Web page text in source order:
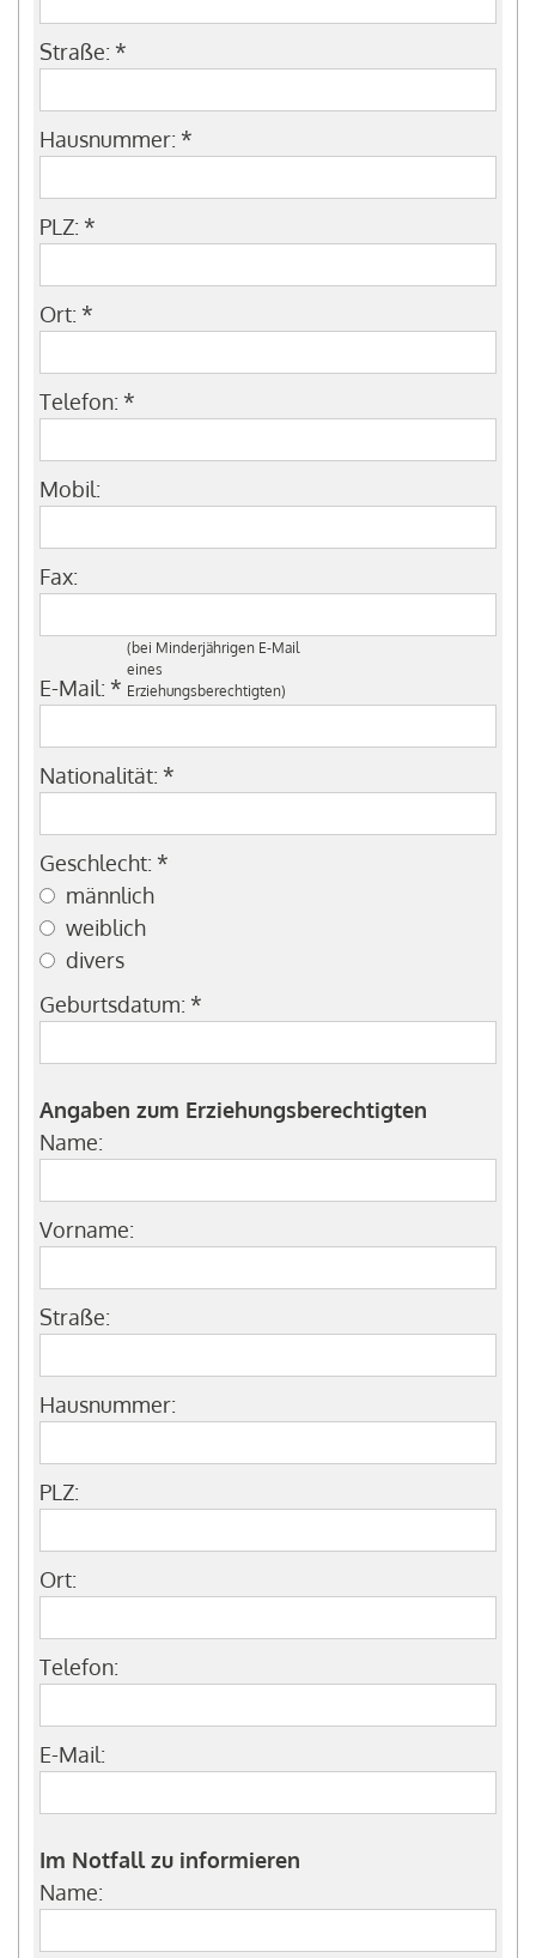
Straße: *
Hausnummer: *
PLZ: *
Ort: *
Telefon: *
Mobil:
Fax:
E-Mail: *
(bei Minderjährigen E-Mail
eines
Erziehungsberechtigten)
Nationalität: *
Geschlecht: *
männlich
weiblich
divers
Geburtsdatum: *
Angaben zum Erziehungsberechtigten
Name:
Vorname:
Straße:
Hausnummer:
PLZ:
Ort:
Telefon:
E-Mail:
Im Notfall zu informieren
Name: